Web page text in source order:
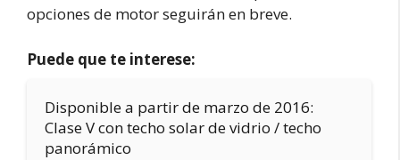
opciones de motor seguirán en breve.
Puede que te interese:
Disponible a partir de marzo de 2016:
Clase V con techo solar de vidrio / techo
panorámico